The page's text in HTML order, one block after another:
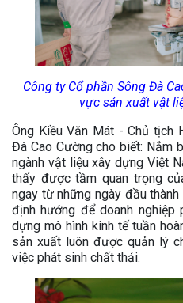
Công ty Cổ phần Sông Đà
vực sản xuất vật
Ông Kiều Văn Mát - Chủ tịch
Đà Cao Cường cho biết: Nắm
ngành vật liệu xây dựng Việt
thấy được tầm quan trọng
ngay từ những ngày đầu
định hướng để doanh nghiệp
dựng mô hình kinh tế tuần
sản xuất luôn được quản lý
việc phát sinh chất thải.